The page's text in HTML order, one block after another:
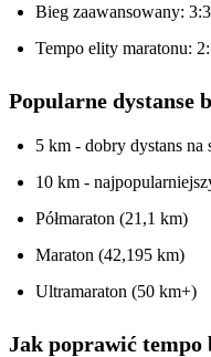
Bieg zaawansowany:
Tempo elity maratonu:
Popularne dystanse
5 km - dobry dystans na
10 km -
Półmaraton (21,1 km)
Maraton (42,195 km)
Ultramaraton (50 km+)
Jak poprawić tempo